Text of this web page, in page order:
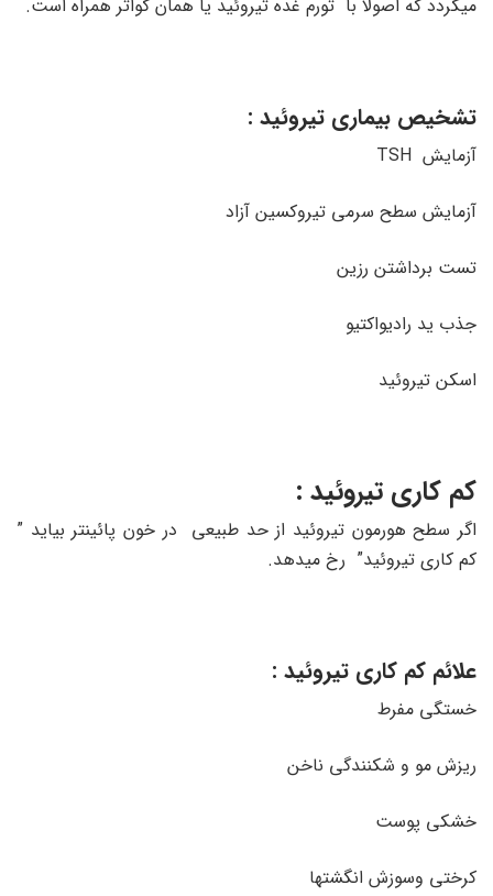
میگردد که اصولا با تورم غده تیروئید یا همان گواتر همراه است.
تشخیص بیماری تیروئید :
آزمایش TSH
آزمایش سطح سرمی تیروکسین آزاد
تست برداشتن رزین
جذب ید رادیواکتیو
اسکن تیروئید
کم کاری تیروئید :
اگر سطح هورمون تیروئید از حد طبیعی در خون پائینتر بیاید ”
کم کاری تیروئید” رخ میدهد.
علائم کم کاری تیروئید :
خستگی مفرط
ریزش مو و شکنندگی ناخن
خشکی پوست
کرختی وسوزش انگشتها